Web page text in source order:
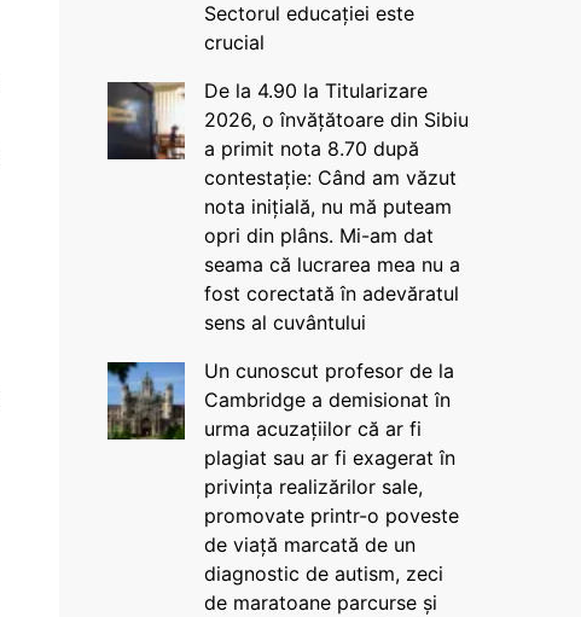
Sectorul educației este
crucial
De la 4.90 la Titularizare
2026, o învățătoare din Sibiu
a primit nota 8.70 după
contestație: Când am văzut
nota inițială, nu mă puteam
opri din plâns. Mi-am dat
seama că lucrarea mea nu a
fost corectată în adevăratul
sens al cuvântului
Un cunoscut profesor de la
Cambridge a demisionat în
urma acuzațiilor că ar fi
plagiat sau ar fi exagerat în
privința realizărilor sale,
promovate printr-o poveste
de viață marcată de un
diagnostic de autism, zeci
de maratoane parcurse și